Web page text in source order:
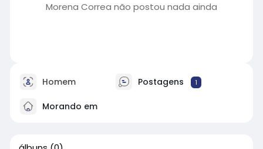
Morena Correa não postou nada ainda
Homem Postagens 1
Morando em